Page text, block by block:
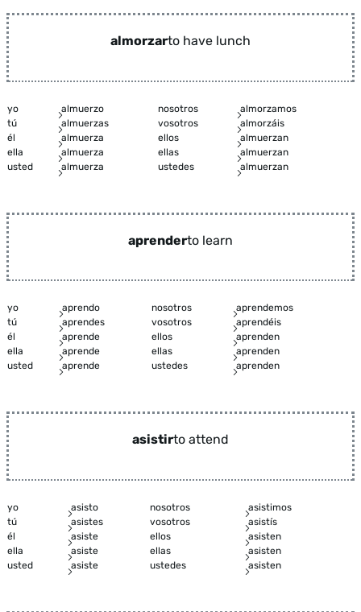
almorzarto have lunch
yo almuerzo nosotros
almorzamos
tú
almuerzas vosotros
almorzáis
él
almuerza ellos
almuerzan
ella
almuerza ellas
almuerzan
usted
almuerza ustedes almuerzan
aprenderto learn
yo aprendo nosotros
aprendemos
tú
aprendes vosotros
aprendéis
él
aprende ellos
aprenden
ella
aprende ellas
aprenden
usted
aprende ustedes aprenden
asistirto attend
yo asisto nosotros
asistimos
tú
asistes vosotros
asistís
él
asiste ellos
asisten
ella
asiste ellas
asisten
usted
asiste ustedes asisten